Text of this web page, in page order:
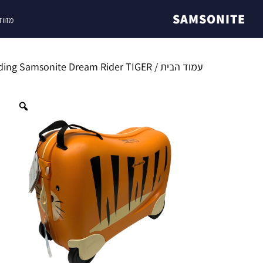
SAMSONITE
עמוד הבית/
Samsonite Dream Rider TIGER